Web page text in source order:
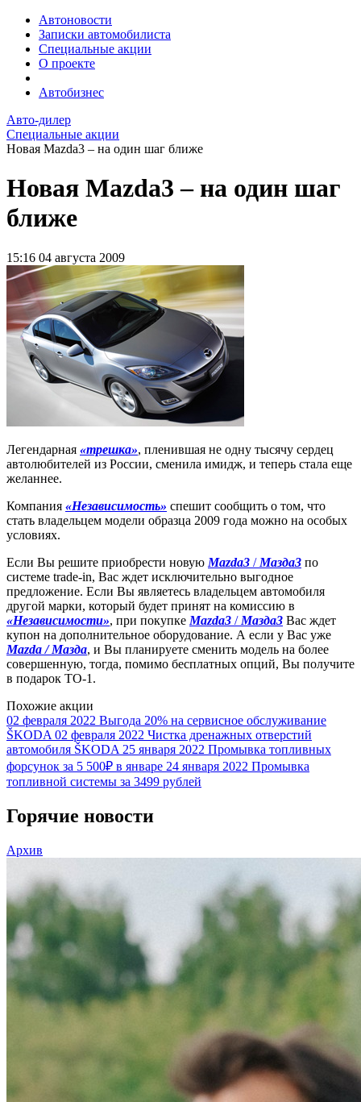
Автоновости
Записки автомобилиста
Специальные акции
О проекте
Автобизнес
Авто-дилер
Специальные акции
Новая Mazda3 – на один шаг ближе
Новая Mazda3 – на один шаг
ближе
15:16 04 августа 2009
Легендарная «трешка», пленившая не одну тысячу сердец
автолюбителей из России, сменила имидж, и теперь стала еще
желаннее.
Компания «Независимость» спешит сообщить о том, что
стать владельцем модели образца 2009 года можно на особых
условиях.
Если Вы решите приобрести новую Mazda3 / Мазда3 по
системе trade-in, Вас ждет исключительно выгодное
предложение. Если Вы являетесь владельцем автомобиля
другой марки, который будет принят на комиссию в
«Независимости», при покупке Mazda3 / Мазда3 Вас ждет
купон на дополнительное оборудование. А если у Вас уже
Mazda / Мазда, и Вы планируете сменить модель на более
совершенную, тогда, помимо бесплатных опций, Вы получите
в подарок ТО-1.
Похожие акции
02 февраля 2022 Выгода 20% на сервисное обслуживание
ŠKODA 02 февраля 2022 Чистка дренажных отверстий
автомобиля ŠKODA 25 января 2022 Промывка топливных
форсунок за 5 500₽ в январе 24 января 2022 Промывка
топливной системы за 3499 рублей
Горячие новости
Архив